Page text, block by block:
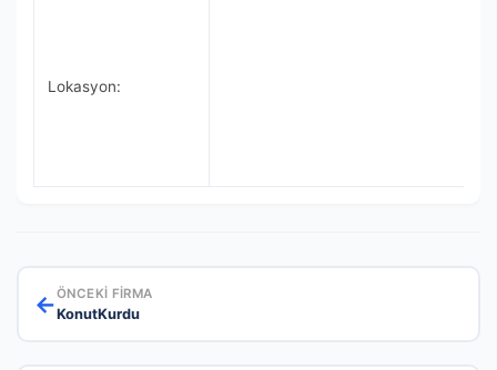
Lokasyon:
←ÖNCEKI FIRMA
KonutKurdu